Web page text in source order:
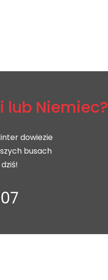
lub Niemiec?
dowiezie
busach